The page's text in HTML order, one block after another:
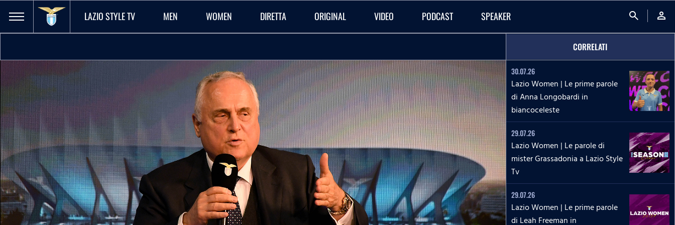
LAZIO STYLE TV MEN WOMEN DIRETTA ORIGINAL VIDEO PODCAST SPEAKER search person
CORRELATI
30.07.26
Lazio Women | Le prime parole
di Anna Longobardi in
biancoceleste
29.07.26
Lazio Women | Le parole di
mister Grassadonia a Lazio Style
Tv
29.07.26
Lazio Women | Le prime parole
di Leah Freeman in